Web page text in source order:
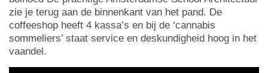
zie je terug aan de binnenkant van het pand. De
coffeeshop heeft 4 kassa’s en bij de ‘cannabis
sommeliers’ staat service en deskundigheid hoog in het
vaandel.